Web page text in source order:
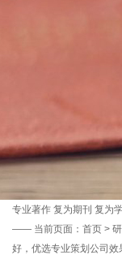
专业著作 复为期刊 复为
—— 当前页面： 首页 >
好，优选专业策划公司效